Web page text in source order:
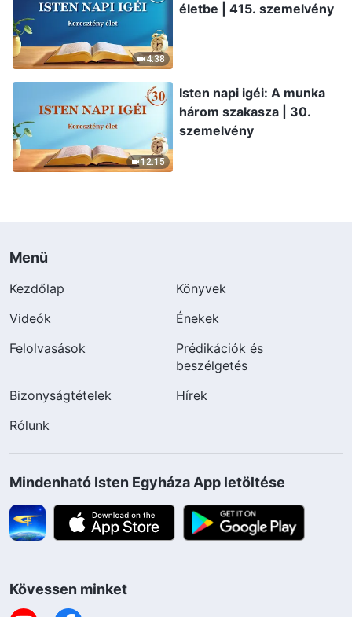
4:38
életbe | 415. szemelvény
12:15
Isten napi igéi: A munka
három szakasza | 30.
szemelvény
Menü
Kezdőlap
Könyvek
Videók
Énekek
Felolvasások
Prédikációk és
beszélgetés
Bizonyságtételek
Hírek
Rólunk
Mindenható Isten Egyháza App letöltése
Kövessen minket